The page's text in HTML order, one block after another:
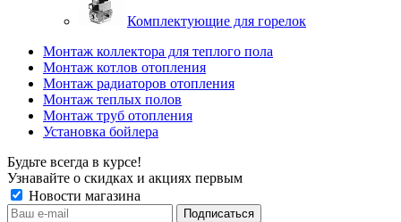
Комплектующие для горелок
Монтаж коллектора для теплого пола
Монтаж котлов отопления
Монтаж радиаторов отопления
Монтаж теплых полов
Монтаж труб отопления
Установка бойлера
Будьте всегда в курсе!
Узнавайте о скидках и акциях первым
Новости магазина